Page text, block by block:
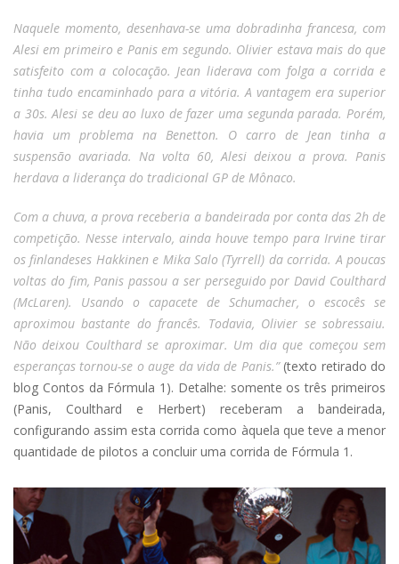
Naquele momento, desenhava-se uma dobradinha francesa, com
Alesi em primeiro e Panis em segundo. Olivier estava mais do que
satisfeito com a colocação. Jean liderava com folga a corrida e
tinha tudo encaminhado para a vitória. A vantagem era superior
a 30s. Alesi se deu ao luxo de fazer uma segunda parada. Porém,
havia um problema na Benetton. O carro de Jean tinha a
suspensão avariada. Na volta 60, Alesi deixou a prova. Panis
herdava a liderança do tradicional GP de Mônaco.
Com a chuva, a prova receberia a bandeirada por conta das 2h de
competição. Nesse intervalo, ainda houve tempo para Irvine tirar
os finlandeses Hakkinen e Mika Salo (Tyrrell) da corrida. A poucas
voltas do fim, Panis passou a ser perseguido por David Coulthard
(McLaren). Usando o capacete de Schumacher, o escocês se
aproximou bastante do francês. Todavia, Olivier se sobressaiu.
Não deixou Coulthard se aproximar. Um dia que começou sem
esperanças tornou-se o auge da vida de Panis.”(texto retirado do
blog Contos da Fórmula 1). Detalhe: somente os três primeiros
(Panis, Coulthard e Herbert) receberam a bandeirada,
configurando assim esta corrida como àquela que teve a menor
quantidade de pilotos a concluir uma corrida de Fórmula 1.